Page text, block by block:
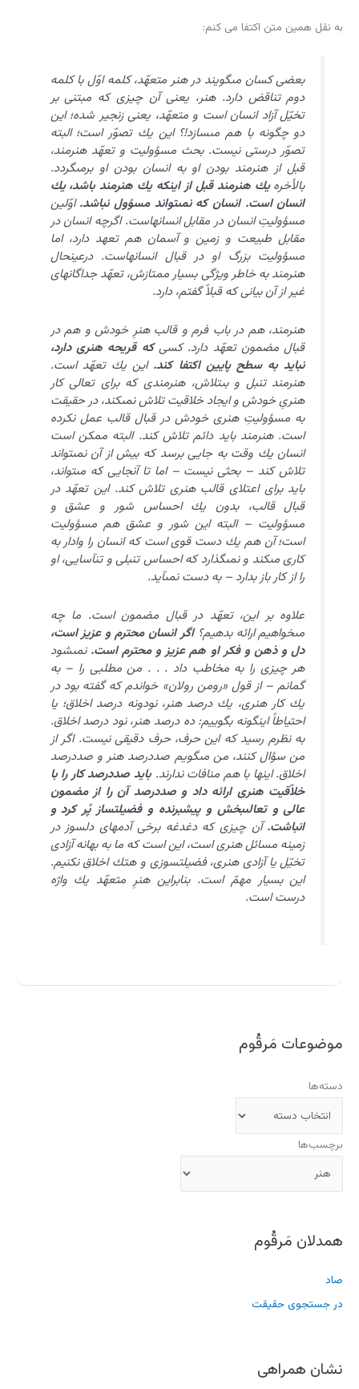
به نقل همین متن اکتفا می کنم:
بعضى كسان مى‏گويند در هنر متعهّد، كلمه اوّل با كلمه
دوم تناقض دارد. هنر، يعنى آن چيزى كه مبتنى بر
تخيّل آزاد انسان است و متعهّد، يعنى زنجير شده؛ اين
دو چگونه با هم مى‏سازد!؟ اين يك تصوّر است؛ البته
تصوّر درستى نيست. بحث مسؤوليت و تعهّد هنرمند،
قبل از هنرمند بودن او به انسان بودن او برمى‏گردد.
بالأخرهيك هنرمند قبل از اين‏كه يك هنرمند باشد، يك
انسان است. انسان كه نمى‏تواند مسؤول نباشد.اوّلين
مسؤوليتِ انسان در مقابل انسانهاست. اگرچه انسان در
مقابل طبيعت و زمين و آسمان هم تعهد دارد، اما
مسؤوليت بزرگ او در قبال انسانهاست. درعين‏حال
هنرمند به خاطر ويژگى بسيار ممتازش، تعهّد جداگانه‏اى
غير از آن بيانى كه قبلاً گفتم، دارد.
هنرمند، هم در باب فرم و قالب هنرِ خودش و هم در
قبال مضمون تعهّد دارد. كسىكه قريحه هنرى دارد،
نبايد به سطح پايين اكتفا كند. اين يك تعهّد است.
هنرمند تنبل و بى‏تلاش، هنرمندى كه براى تعالى كار
هنرىِ خودش و ايجاد خلاقيت تلاش نمى‏كند، در حقيقت
به مسؤوليتِ هنرى خودش در قبال قالب عمل نكرده
است. هنرمند بايد دائم تلاش كند. البته ممكن است
انسان يك وقت به جايى برسد كه بيش از آن نمى‏تواند
تلاش كند – بحثى نيست – اما تا آن‏جايى كه مى‏تواند،
بايد براى اعتلاى قالب هنرى تلاش كند. اين تعهّد در
قبال قالب، بدون يك احساس شور و عشق و
مسؤوليت – البته اين شور و عشق هم مسؤوليت
است؛ آن هم يك دست قوى است كه انسان را وادار به
كارى مى‏كند و نمى‏گذارد كه احساس تنبلى و تن‏آسايى، او
را از كار باز بدارد – به دست نمى‏آيد.
علاوه بر اين، تعهّد در قبال مضمون است. ما چه
مى‏خواهيم ارائه بدهيم؟اگر انسان محترم و عزيز است،
دل و ذهن و فكر او هم عزيز و محترم است. نمى‏شود
هر چيزى را به مخاطب داد . . . من مطلبى را – به
گمانم – از قول «رومن رولان» خواندم كه گفته بود در
يك كار هنرى، يك درصد هنر، نودونه درصد اخلاق؛ يا
احتياطاً اين‏گونه بگوييم: ده درصد هنر، نود درصد اخلاق.
به نظرم رسيد كه اين حرف، حرف دقيقى نيست. اگر از
من سؤال كنند، من مى‏گويم صددرصد هنر و صددرصد
اخلاق. اينها با هم منافات ندارند.بايد صددرصد كار را با
خلاّقيت هنرى ارائه داد و صددرصد آن را از مضمون
عالى و تعالى‏بخش و پيشبرنده و فضيلت‏ساز پُر كرد و
انباشت.آن چيزى كه دغدغه برخى آدمهاى دلسوز در
زمينه مسائل هنرى است، اين است كه ما به بهانه آزادى
تخيّل يا آزادى هنرى، فضيلت‏سوزى و هتك اخلاق نكنيم.
اين بسيار مهمّ است. بنابراين هنرِ متعهّد يك واژه
درست است.
موضوعات مَرقُوم
دسته‌ها
برچسب‌ها
همدلان مَرقُوم
صاد
در جستجوی حقیقت
نشان همراهی